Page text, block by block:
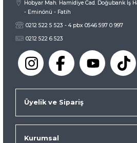
Hobyar Mah. Hamidiye Cad. Doğubank İş
- Eminönü - Fatih
0212 522 5 523 - 4 pbx 0546 597 0 997
0212 522 6 523
Üyelik ve Sipariş
Kurumsal